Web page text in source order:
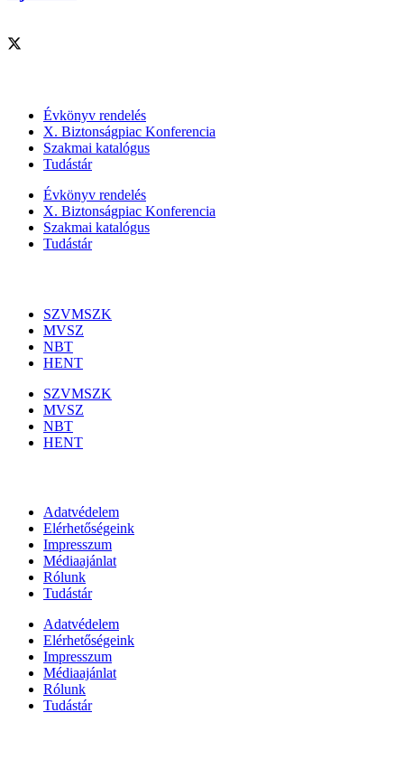
Évkönyv rendelés
X. Biztonságpiac Konferencia
Szakmai katalógus
Tudástár
Évkönyv rendelés
X. Biztonságpiac Konferencia
Szakmai katalógus
Tudástár
SZVMSZK
MVSZ
NBT
HENT
SZVMSZK
MVSZ
NBT
HENT
Adatvédelem
Elérhetőségeink
Impresszum
Médiaajánlat
Rólunk
Tudástár
Adatvédelem
Elérhetőségeink
Impresszum
Médiaajánlat
Rólunk
Tudástár